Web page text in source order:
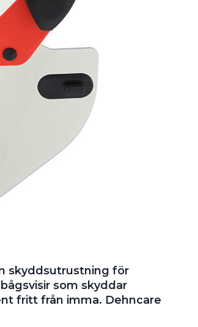
skyddsutrustning för
som skyddar
fritt från imma. Dehncare